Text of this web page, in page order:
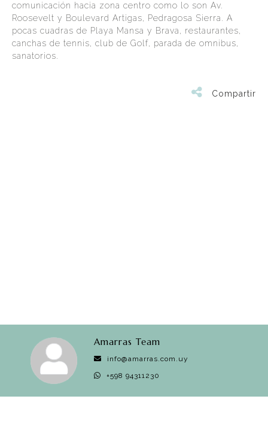
comunicación hacia zona centro como lo son Av.
Roosevelt y Boulevard Artigas, Pedragosa Sierra. A
pocas cuadras de Playa Mansa y Brava, restaurantes,
canchas de tennis, club de Golf, parada de omnibus,
sanatorios.
Compartir
Amarras Team
info@amarras.com.uy
+598 94311230